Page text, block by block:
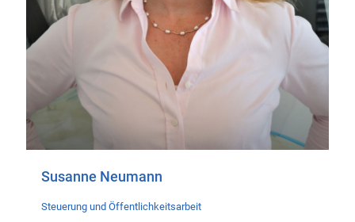
Susanne Neumann
Steuerung und Öffentlichkeitsarbeit